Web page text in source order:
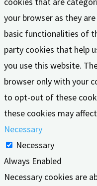
your browser as they
basic functionalities of
party cookies that help
you use this website.
browser only with your
to opt-out of these
these cookies may
Necessary
Necessary
Always Enabled
Necessary cookies are